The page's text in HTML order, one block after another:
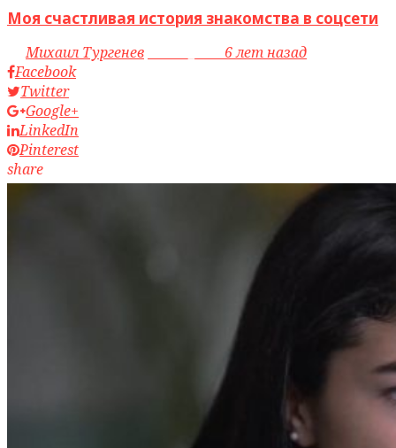
Моя счастливая история знакомства в соцсети
byМихаил Тургенев
6 лет назад
Facebook
Twitter
Google+
LinkedIn
Pinterest
share